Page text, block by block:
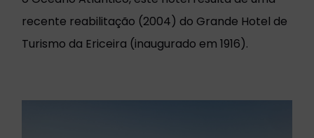
recente reabilitação (2004) do Grande Hotel de
Turismo da Ericeira (inaugurado em 1916).